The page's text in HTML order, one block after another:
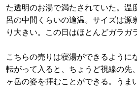
た透明のお湯で満たされていた。温
呂の中間くらいの適温。サイズは源
り大きい。この日はほとんどガラガ
こちらの売りは寝湯ができるように
転がって入ると、ちょうど視線の先
ヶ岳の姿を拝むことができる。うま